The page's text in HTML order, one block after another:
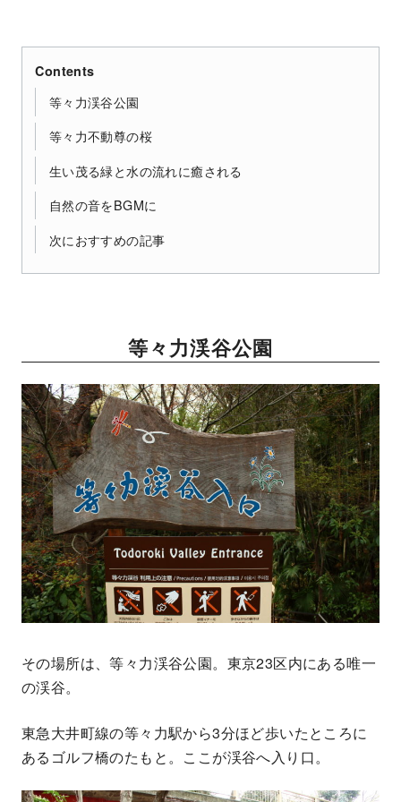
Contents
等々力渓谷公園
等々力不動尊の桜
生い茂る緑と水の流れに癒される
自然の音をBGMに
次におすすめの記事
等々力渓谷公園
その場所は、等々力渓谷公園。東京23区内にある唯一
の渓谷。
東急大井町線の等々力駅から3分ほど歩いたところに
あるゴルフ橋のたもと。ここが渓谷へ入り口。